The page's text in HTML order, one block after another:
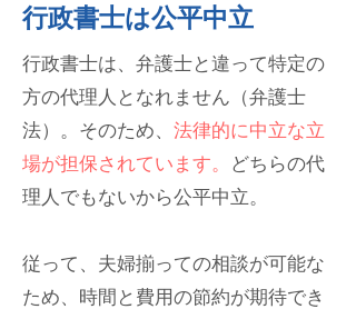
​行政書士は公平中立
行政書士は、弁護士と違って特定の
方の代理人となれません（弁護士
法）。そのため、 法律的に中立な立
場が担保されています。
どちらの代
理人でもないから公平中立。
従って、夫婦揃っての相談が可能な
ため、時間と費用の節約が期待でき